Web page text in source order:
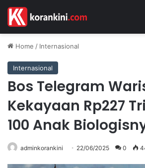
Home / Internasional
Internasional
Bos Telegram
Kekayaan Rp227
100 Anak
adminkorankini 22/06/2025 0